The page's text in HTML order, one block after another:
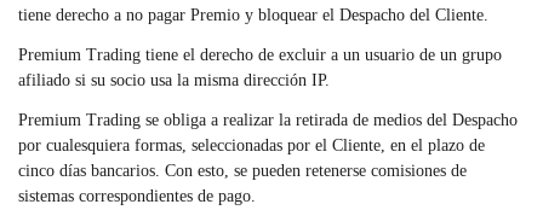
tiene derecho a no pagar Premio y bloquear el Despacho del Cliente.
Premium Trading tiene el derecho de excluir a un usuario de un grupo
afiliado si su socio usa la misma dirección IP.
Premium Trading se obliga a realizar la retirada de medios del Despacho
por cualesquiera formas, seleccionadas por el Cliente, en el plazo de
cinco días bancarios. Con esto, se pueden retenerse comisiones de
sistemas correspondientes de pago.